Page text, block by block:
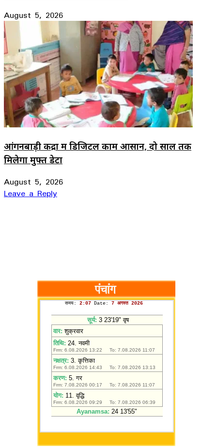
August 5, 2026
आंगनबाड़ी केंद्रों में डिजिटल काम आसान, दो साल तक
मिलेगा मुफ्त डेटा
August 5, 2026
Leave a Reply